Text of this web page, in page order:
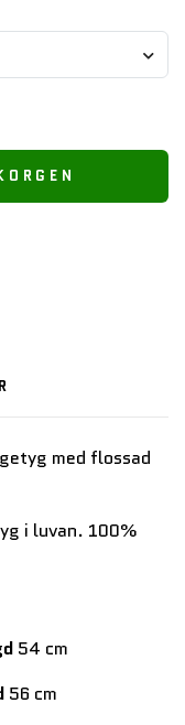
med flossad
i luvan. 100%
54 cm
56 cm